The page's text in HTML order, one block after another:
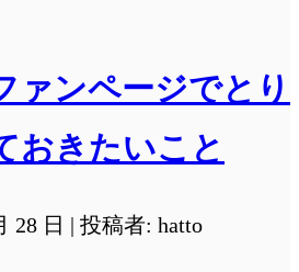
ァンページでとり
おきたいこと
28 日 | 投稿者: hatto